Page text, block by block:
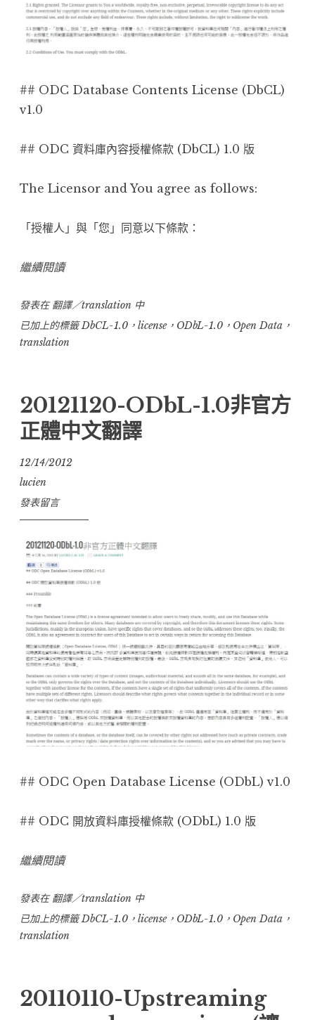
## ODC Database Contents License (DbCL)
v1.0
## ODC 資料庫內容授權條款 (DbCL) 1.0 版
The Licensor and You agree as follows:
「授權人」與「您」同意以下條款：
繼續閱讀“20121120-
1.0
非
官
體
中
文
翻
發表在翻譯／translation 中
已加上的標籤DbCL-1.0 ， license， ODbL-1.0 ， Open Data ，
translation
20121120-ODbL-1.0非官方
正體中文翻譯
12/14/2012
lucien
發表留言
## ODC Open Database License (ODbL) v1.0
## ODC 開放資料庫授權條款 (ODbL) 1.0 版
繼續閱讀“20121120-
1.0
非
官
體
發表在翻譯／translation 中
已加上的標籤DbCL-1.0 ， license， ODbL-1.0 ， Open Data ，
translation
20110110-Upstreaming